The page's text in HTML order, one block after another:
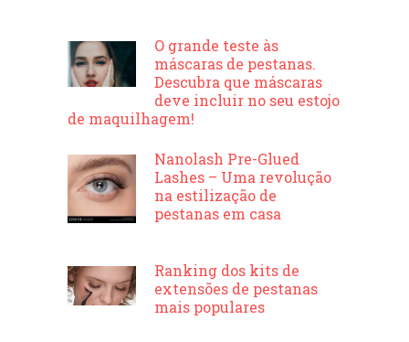
O grande teste às
máscaras de pestanas.
Descubra que máscaras
deve incluir no seu estojo
de maquilhagem!
Nanolash Pre-Glued
Lashes – Uma revolução
na estilização de
pestanas em casa
Ranking dos kits de
extensões de pestanas
mais populares